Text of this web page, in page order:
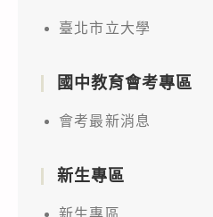
臺北市立大學
國中教育會考專區
會考最新消息
新生專區
新生專區